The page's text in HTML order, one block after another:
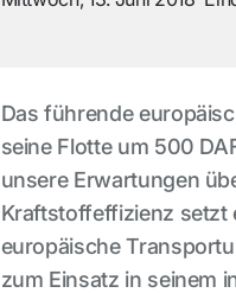
Das führende
seine Flotte um 500
unsere Erwartungen
Kraftstoffeffizienz setzt
europäische
zum Einsatz in seinem